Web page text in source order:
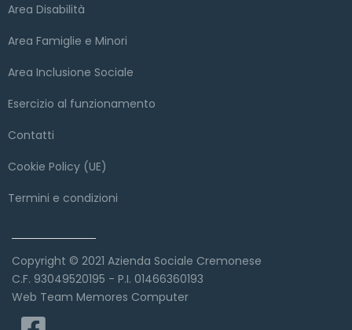
Area Disabilità
Area Famiglie e Minori
Area Inclusione Sociale
Esercizio al funzionamento
Contatti
Cookie Policy (UE)
Termini e condizioni
Copyright © 2021 Azienda Sociale Cremonese
C.F. 93049520195 - P.I. 01466360193
Web Team Memores Computer